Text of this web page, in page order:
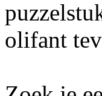
olifant